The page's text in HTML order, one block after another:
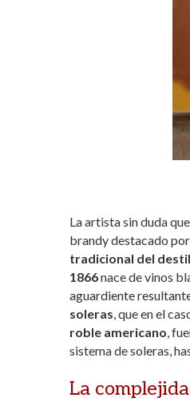
La artista sin duda
brandy destacado
tradicional del
1866nace de vinos
aguardiente
soleras , que en el
roble americano ,
sistema de soleras,
La